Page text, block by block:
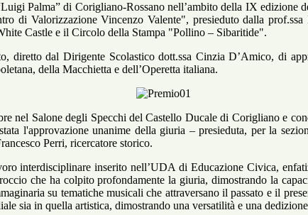
Palma” di Corigliano-Rossano nell’ambito della IX edizione
di Valorizzazione Vincenzo Valente", presieduto dalla
Castle e il Circolo della Stampa "Pollino – Sibaritide".
diretto dal Dirigente Scolastico dott.ssa Cinzia D’Amico, di
della Macchietta e dell’Operetta italiana.
nel Salone degli Specchi del Castello Ducale di Corigliano e
l'approvazione unanime della giuria – presieduta, per la
Perri, ricercatore storico.
interdisciplinare inserito nell’UDA di Educazione Civica,
che ha colpito profondamente la giuria, dimostrando la
su tematiche musicali che attraversano il passato e il
sia in quella artistica, dimostrando una versatilità e una